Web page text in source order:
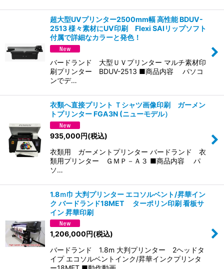
超大型UVプリンター2500mm幅 高性能 BDUV-
2513 様々素材にUV印刷 Flexi SAIリップソフト
付属で詳細なカラーと発色！
バードランド 大型ＵＶプリンター マルチ素材印
刷プリンター BDUV-2513 ■商品内容 パソコ
ンでデ…
衣類へ直接プリント Ｔシャツ画像印刷 ガーメン
トプリンター FGA3N (ニューモデル）
935,000円(税込)
衣類用 ガーメントプリンター バードランド 衣
類用プリンター ＧＭＰ－Ａ３ ■商品内容 パ
ソ…
1.8ｍ巾 大判プリンター エコソルベント/昇華イン
ク バードランド18MET ターポリン印刷 看板サ
イン 昇華印刷
1,206,000円(税込)
バードランド 1.8m 大判プリンター 2ヘッドタ
イプ エコソルベントインク/昇華インクプリンタ